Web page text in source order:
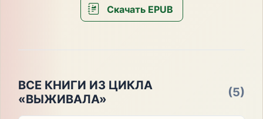
Скачать EPUB
ВСЕ КНИГИ ИЗ ЦИКЛА
«ВЫЖИВАЛА»
(5)